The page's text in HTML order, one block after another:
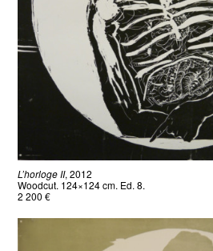
L’horloge II, 2012
Woodcut. 124×124 cm. Ed. 8.
2 200 €